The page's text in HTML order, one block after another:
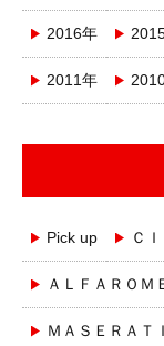
2016年
2011年
Pick up Ｃ
ＡＬＦＡＲＯＭ
ＭＡＳＥＲＡＴＩ